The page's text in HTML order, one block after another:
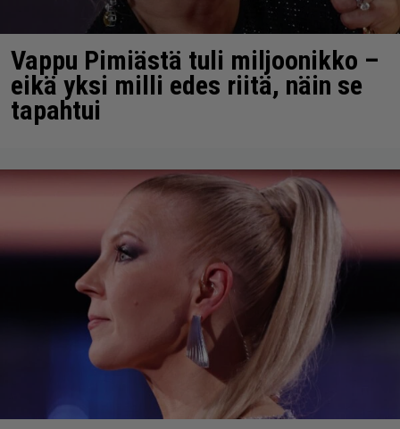
Vappu Pimiästä tuli miljoonikko –
eikä yksi milli edes riitä, näin se
tapahtui